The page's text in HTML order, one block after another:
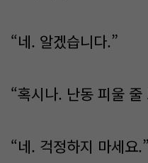
“네. 알겠습니다.”
“혹시나. 난동 피울
“네. 걱정하지 마세요.”